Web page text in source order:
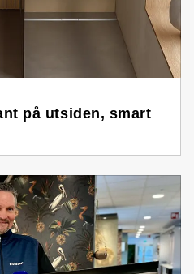
på utsiden, smart